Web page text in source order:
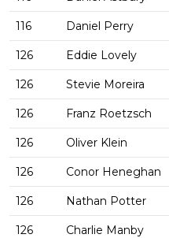
116 Daniel Perry
126 Eddie Lovely
126 Stevie Moreira
126 Franz Roetzsch
126 Oliver Klein
126 Conor Heneghan
126 Nathan Potter
126 Charlie Manby